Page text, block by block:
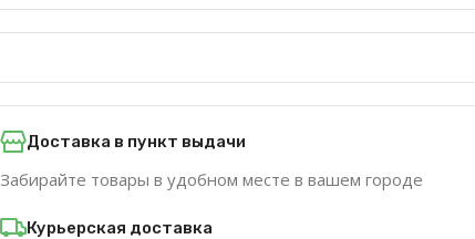
Доставка в пункт выдачи
Забирайте товары в удобном месте в вашем городе
Курьерская доставка